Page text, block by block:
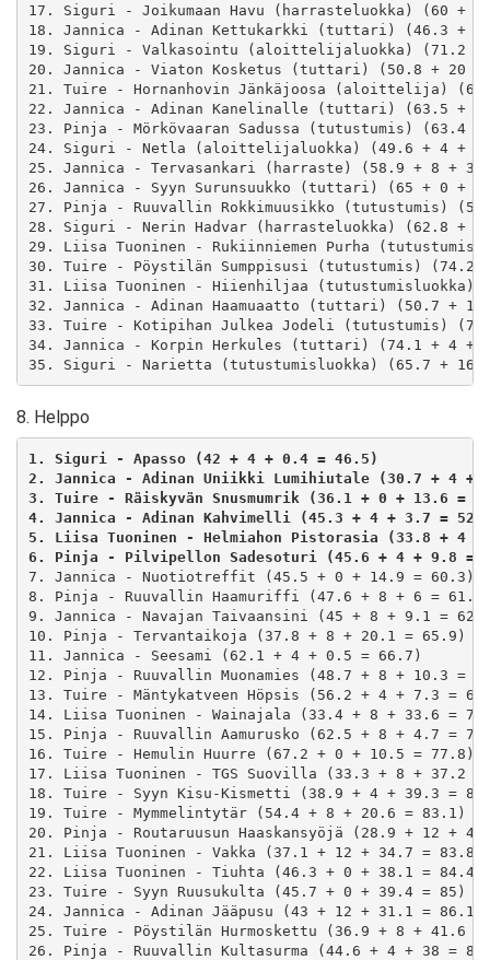
17. Siguri - Joikumaan Havu (harrasteluokka) (60 +
18. Jannica - Adinan Kettukarkki (tuttari) (46.3 + 0
19. Siguri - Valkasointu (aloittelijaluokka) (71.2 +
20. Jannica - Viaton Kosketus (tuttari) (50.8 + 20 +
21. Tuire - Hornanhovin Jänkäjoosa (aloittelija)
22. Jannica - Adinan Kanelinalle (tuttari) (63.5 + 4
23. Pinja - Mörkövaaran Sadussa (tutustumis) (63.4
24. Siguri - Netla (aloittelijaluokka) (49.6 + 4 +
25. Jannica - Tervasankari (harraste) (58.9 + 8 +
26. Jannica - Syyn Surunsuukko (tuttari) (65 + 0 +
27. Pinja - Ruuvallin Rokkimuusikko (tutustumis)
28. Siguri - Nerin Hadvar (harrasteluokka) (62.8 + 4
29. Liisa Tuoninen - Rukiinniemen Purha
30. Tuire - Pöystilän Sumppisusi (tutustumis) (74.2
31. Liisa Tuoninen - Hiienhiljaa (tutustumisluokka)
32. Jannica - Adinan Haamuaatto (tuttari) (50.7 + 12
33. Tuire - Kotipihan Julkea Jodeli (tutustumis) (72
34. Jannica - Korpin Herkules (tuttari) (74.1 + 4 +
8. Helppo
1. Siguri - Apasso (42 + 4 + 0.4 = 46.5)
2. Jannica - Adinan Uniikki Lumihiutale (30.7 + 4 +
3. Tuire - Räiskyvän Snusmumrik (36.1 + 0 + 13.6 =
4. Jannica - Adinan Kahvimelli (45.3 + 4 + 3.7 =
5. Liisa Tuoninen - Helmiahon Pistorasia (33.8 + 4
6. Pinja - Pilvipellon Sadesoturi (45.6 + 4 + 9.8 =
7. Jannica - Nuotiotreffit (45.5 + 0 + 14.9 = 60.3)
8. Pinja - Ruuvallin Haamuriffi (47.6 + 8 + 6 =
9. Jannica - Navajan Taivaansini (45 + 8 + 9.1 =
10. Pinja - Tervantaikoja (37.8 + 8 + 20.1 = 65.9)
11. Jannica - Seesami (62.1 + 4 + 0.5 = 66.7)
12. Pinja - Ruuvallin Muonamies (48.7 + 8 + 10.3 =
13. Tuire - Mäntykatveen Höpsis (56.2 + 4 + 7.3 =
14. Liisa Tuoninen - Wainajala (33.4 + 8 + 33.6 =
15. Pinja - Ruuvallin Aamurusko (62.5 + 8 + 4.7 =
16. Tuire - Hemulin Huurre (67.2 + 0 + 10.5 = 77.8)
17. Liisa Tuoninen - TGS Suovilla (33.3 + 8 + 37.2 =
18. Tuire - Syyn Kisu-Kismetti (38.9 + 4 + 39.3 =
19. Tuire - Mymmelintytär (54.4 + 8 + 20.6 = 83.1)
20. Pinja - Routaruusun Haaskansyöjä (28.9 + 12 +
21. Liisa Tuoninen - Vakka (37.1 + 12 + 34.7 = 83.8)
22. Liisa Tuoninen - Tiuhta (46.3 + 0 + 38.1 = 84.4)
23. Tuire - Syyn Ruusukulta (45.7 + 0 + 39.4 = 85)
24. Jannica - Adinan Jääpusu (43 + 12 + 31.1 = 86.1)
25. Tuire - Pöystilän Hurmoskettu (36.9 + 8 + 41.6 =
26. Pinja - Ruuvallin Kultasurma (44.6 + 4 + 38 =